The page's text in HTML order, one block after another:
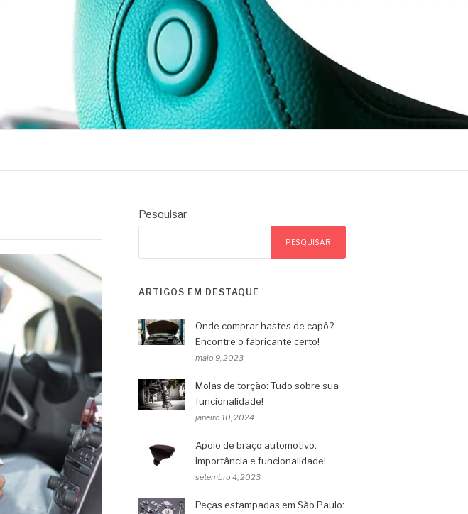
Pesquisar
PESQUISAR
ARTIGOS EM DESTAQUE
Onde comprar hastes de capô?
Encontre o fabricante certo!
maio 9, 2023
Molas de torção: Tudo sobre sua
funcionalidade!
janeiro 10, 2024
Apoio de braço automotivo:
importância e funcionalidade!
setembro 4, 2023
Peças estampadas em São Paulo: